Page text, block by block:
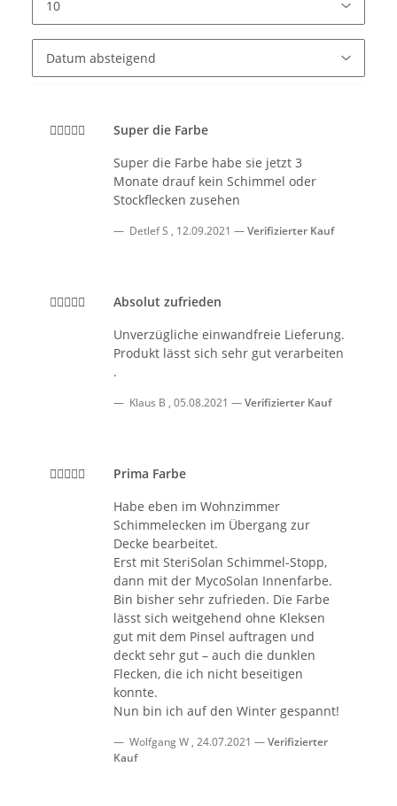
Super die Farbe
Super die Farbe habe sie jetzt 3
Monate drauf kein Schimmel oder
Stockflecken zusehen
Detlef S , 12.09.2021 Verifizierter Kauf
Absolut zufrieden
Unverzügliche einwandfreie Lieferung.
Produkt lässt sich sehr gut verarbeiten
.
Klaus B , 05.08.2021 Verifizierter Kauf
Prima Farbe
Habe eben im Wohnzimmer
Schimmelecken im Übergang zur
Decke bearbeitet.
Erst mit SteriSolan Schimmel-Stopp,
dann mit der MycoSolan Innenfarbe.
Bin bisher sehr zufrieden. Die Farbe
lässt sich weitgehend ohne Kleksen
gut mit dem Pinsel auftragen und
deckt sehr gut – auch die dunklen
Flecken, die ich nicht beseitigen
konnte.
Nun bin ich auf den Winter gespannt!
Wolfgang W , 24.07.2021
Verifizierter
Kauf